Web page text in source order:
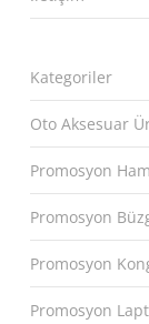
Kategoriler
Oto Aksesuar
Promosyon
Promosyon
Promosyon
Promosyon